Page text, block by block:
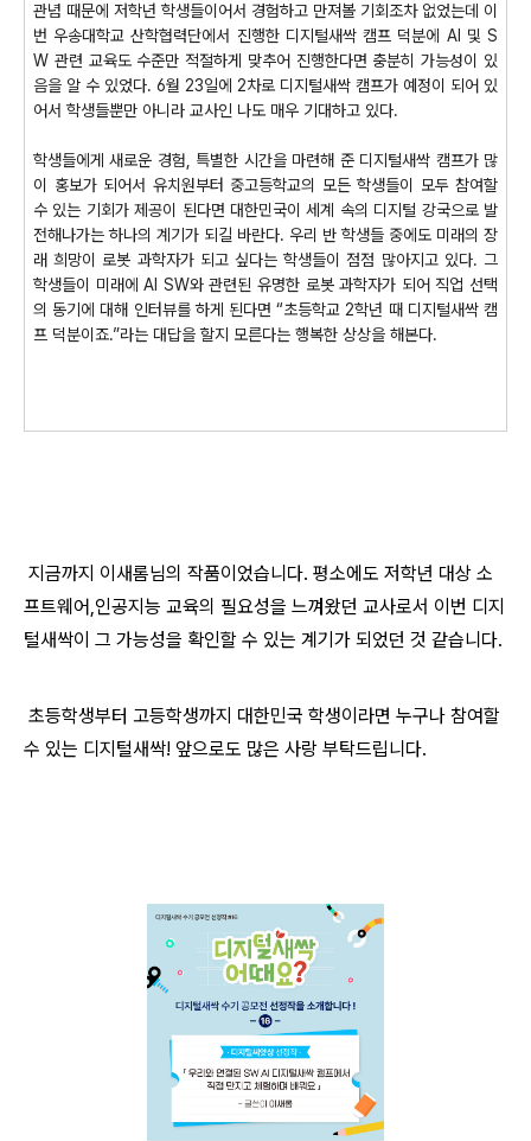
관념 때문에 저학년 학생들이어서 경험하고 만져볼 기회조차 없었는데 이
번 우송대학교 산학협력단에서 진행한 디지털새싹 캠프 덕분에 AI 및 S
W 관련 교육도 수준만 적절하게 맞추어 진행한다면 충분히 가능성이 있
음을 알 수 있었다. 6월 23일에 2차로 디지털새싹 캠프가 예정이 되어 있
어서 학생들뿐만 아니라 교사인 나도 매우 기대하고 있다.
학생들에게 새로운 경험, 특별한 시간을 마련해 준 디지털새싹 캠프가 많
이 홍보가 되어서 유치원부터 중고등학교의 모든 학생들이 모두 참여할
수 있는 기회가 제공이 된다면 대한민국이 세계 속의 디지털 강국으로 발
전해나가는 하나의 계기가 되길 바란다. 우리 반 학생들 중에도 미래의 장
래 희망이 로봇 과학자가 되고 싶다는 학생들이 점점 많아지고 있다. 그
학생들이 미래에 AI SW와 관련된 유명한 로봇 과학자가 되어 직업 선택
의 동기에 대해 인터뷰를 하게 된다면 “초등학교 2학년 때 디지털새싹 캠
프 덕분이죠.”라는 대답을 할지 모른다는 행복한 상상을 해본다.
​ 지금까지 이새롬님의 작품이었습니다. 평소에도 저학년 대상 소
프트웨어,인공지능 교육의 필요성을 느껴왔던 교사로서 이번 디지
털새싹이 그 가능성을 확인할 수 있는 계기가 되었던 것 같습니다.
초등학생부터 고등학생까지 대한민국 학생이라면 누구나 참여할
수 있는 디지털새싹! 앞으로도 많은 사랑 부탁드립니다.